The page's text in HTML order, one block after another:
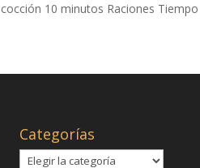
10 minutos Raciones Tiempo
Categorías
Categorías